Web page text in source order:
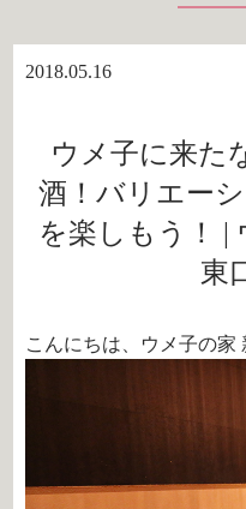
2018.05.16
ウメ子に来た
酒！バリエー
を楽しもう！ |
東
こんにちは、ウメ子の家